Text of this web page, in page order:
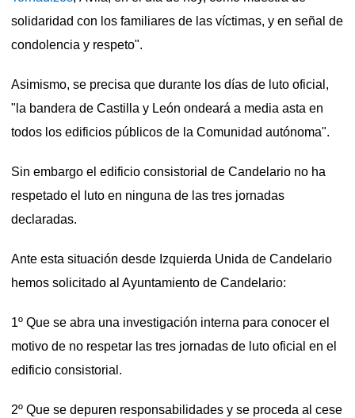
solidaridad con los familiares de las víctimas, y en señal de
condolencia y respeto".
Asimismo, se precisa que durante los días de luto oficial,
"la bandera de Castilla y León ondeará a media asta en
todos los edificios públicos de la Comunidad autónoma".
Sin embargo el edificio consistorial de Candelario no ha
respetado el luto en ninguna de las tres jornadas
declaradas.
Ante esta situación desde Izquierda Unida de Candelario
hemos solicitado al Ayuntamiento de Candelario:
1º Que se abra una investigación interna para conocer el
motivo de no respetar las tres jornadas de luto oficial en el
edificio consistorial.
2º Que se depuren responsabilidades y se proceda al cese